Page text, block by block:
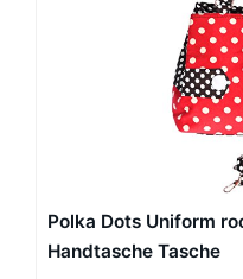
Polka Dots Uniform
Handtasche Tasche